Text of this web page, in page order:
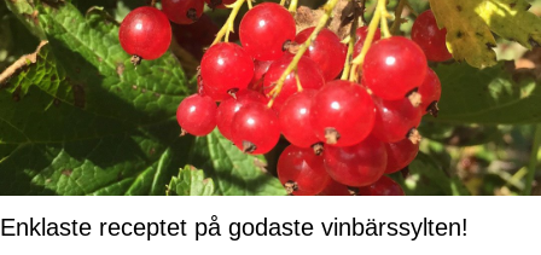
Enklaste receptet på godaste vinbärssylten!